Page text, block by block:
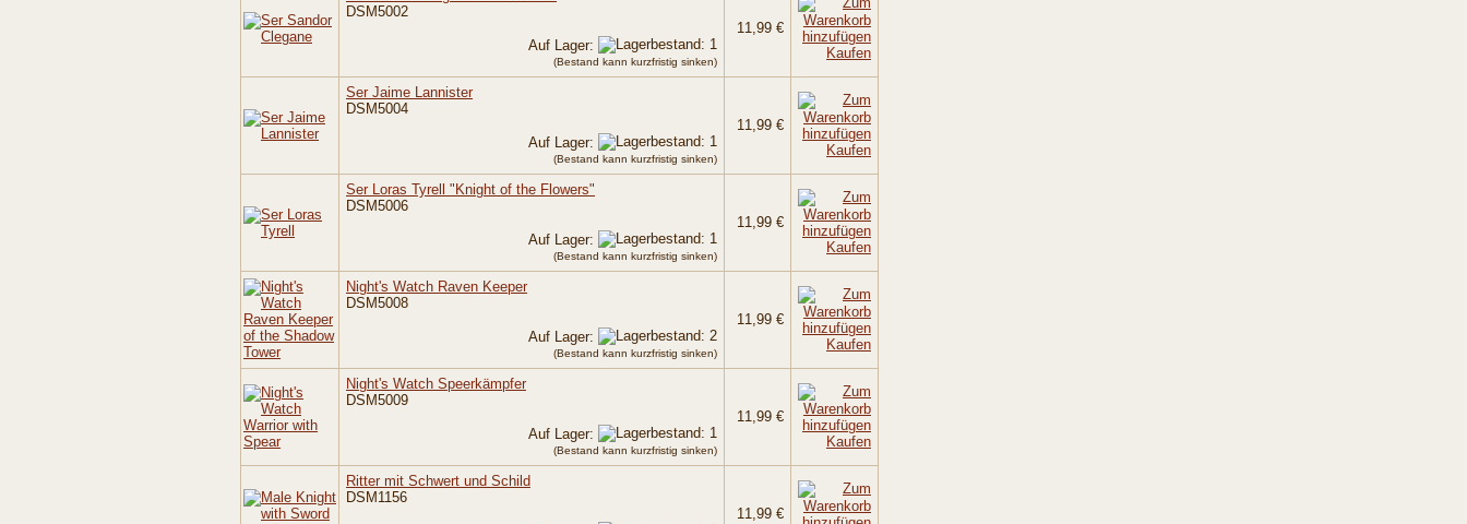
DSM5002
Auf Lager:
(Bestand kann kurzfristig sinken)
11,99 €
Kaufen
Ser Jaime Lannister
DSM5004
Auf Lager:
(Bestand kann kurzfristig sinken)
11,99 €
Kaufen
Ser Loras Tyrell "Knight of the Flowers"
DSM5006
Auf Lager:
(Bestand kann kurzfristig sinken)
11,99 €
Kaufen
Night's Watch Raven Keeper
DSM5008
Auf Lager:
(Bestand kann kurzfristig sinken)
11,99 €
Kaufen
Night's Watch Speerkämpfer
DSM5009
Auf Lager:
(Bestand kann kurzfristig sinken)
11,99 €
Kaufen
Ritter mit Schwert und Schild
DSM1156
11,99 €